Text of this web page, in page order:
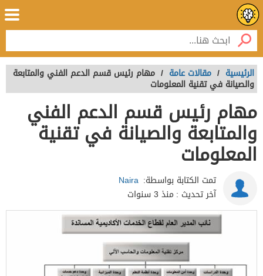
الرئيسية / مقالات عامة / مهام رئيس قسم الدعم الفني والمتابعة
والصيانة في تقنية المعلومات
مهام رئيس قسم الدعم الفني
والمتابعة والصيانة في تقنية
المعلومات
تمت الكتابة بواسطة: Naira
آخر تحديث : منذ 3 سنوات